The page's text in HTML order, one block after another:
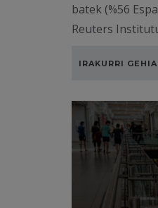
batek (%56
Reuters
IRAKURRI